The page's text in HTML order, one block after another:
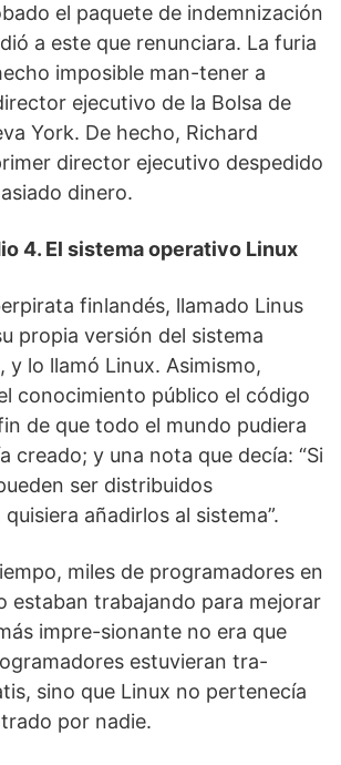
el paquete de indemnización
a este que renunciara. La furia
imposible man-tener a
ejecutivo de la Bolsa de
York. De hecho, Richard
director ejecutivo despedido
dinero.
4. El sistema operativo Linux
finlandés, llamado Linus
propia versión del sistema
y lo llamó Linux. Asimismo,
conocimiento público el código
de que todo el mundo pudiera
creado; y una nota que decía: “Si
ser distribuidos
añadirlos al sistema”.
miles de programadores en
estaban trabajando para mejorar
impre-sionante no era que
estuvieran tra-
sino que Linux no pertenecía
por nadie.